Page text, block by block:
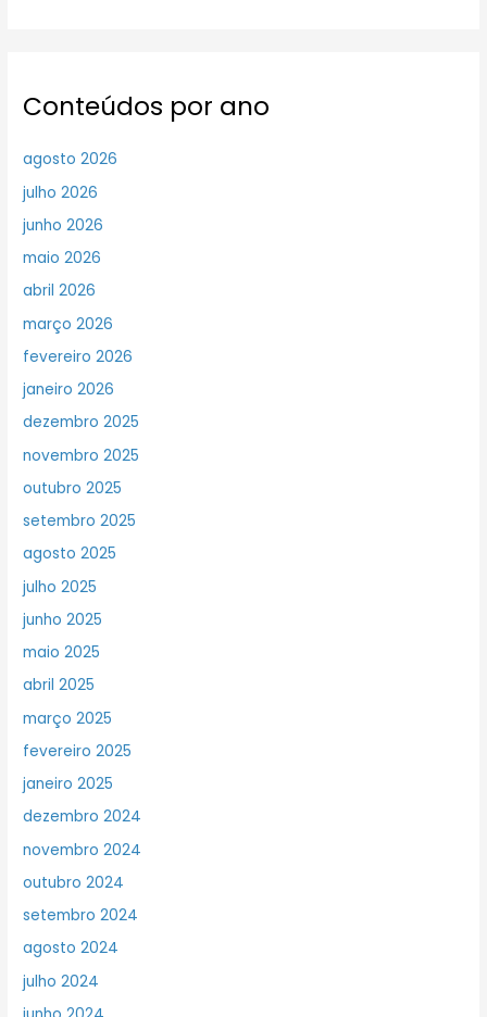
Conteúdos por ano
agosto 2026
julho 2026
junho 2026
maio 2026
abril 2026
março 2026
fevereiro 2026
janeiro 2026
dezembro 2025
novembro 2025
outubro 2025
setembro 2025
agosto 2025
julho 2025
junho 2025
maio 2025
abril 2025
março 2025
fevereiro 2025
janeiro 2025
dezembro 2024
novembro 2024
outubro 2024
setembro 2024
agosto 2024
julho 2024